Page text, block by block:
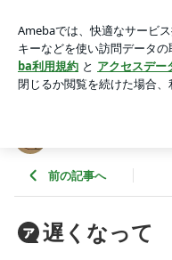
アプリをダウンロードして
ょう。
前の記事へ
遅くなって